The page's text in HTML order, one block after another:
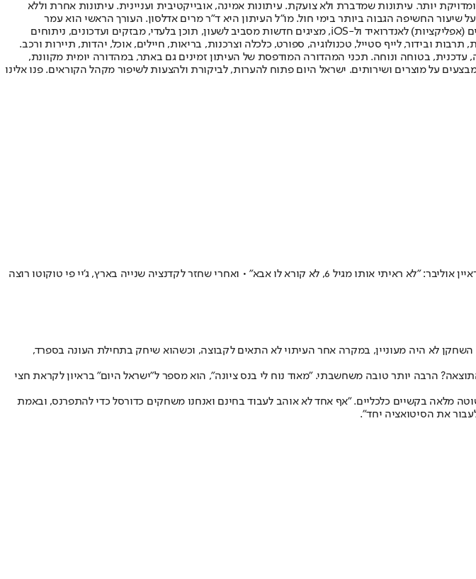
יותר. עיתונות שמדברת ולא צועקת. עיתונות אמינה, אובייקטיבית ועניינית. עיתונות אחרת וללא
וב-2010 הפך "ישראל היום" לעיתון הישראלי בעל שיעור החשיפה הגבוה ביותר בימי חול. מו"ל העיתון היא ד"ר מרים אדלסון. העורך הראשי הוא עמר
לחמנוביץ, והעורך המייסד הוא עמוס רגב. אתרי האינטרנט של "ישראל היום" בעברית ובאנגלית, כמו כן היישומונים (אפליקציות) לאנדרואיד ול-iOS, מציגים חדשות מסביב לשעון, תוכן בלעדי, מבזקים ועדכונים, ניתוחים
ובידור, לייף סטייל, טכנולוגיה, ספורט, כלכלה וצרכנות, בריאות, חיילים, אוכל, יהדות, תיירות ורכב.
עדכנית, בטוחה ונוחה. תכני המהדורה המודפסת של העיתון זמינים גם באתר, במהדורה יומית מקוונת,
על מוצרים ושירותים. ישראל היום פתוח להערות, לביקורת ולהצעות לשיפור מקהל הקוראים. פנו אלינו
סבו שיחק בגביע העולם ב־1982 במדי קמרון: "כדורגל תפס חלק גדול בחיי" • אביו הביולוגי הוא כדורסלן העבר בראיין אוליבר: "לא ראיתי אותו מגיל 6, לא קורא לו אבא" • ואחרי שחזר לקדנציה שנייה בארץ, ג'יי פי טוקוטו רוצה
לא היה מעוניין, במקרה אחר העיתוי לא התאים לקבוצה, וכשהוא שיחק בתחילת העונה בספרד,
הרבה יותר טובה משחשבתי. "מאוד נוח לי בנס ציונה", הוא מספר ל"ישראל היום" בראיון לקראת חצי
מלאה בקשיים כלכליים. "אף אחד לא אוהב לעבוד בחינם ואנחנו משחקים כדורסל כדי להתפרנס, ובאמת
את הסיטואציה יחד".